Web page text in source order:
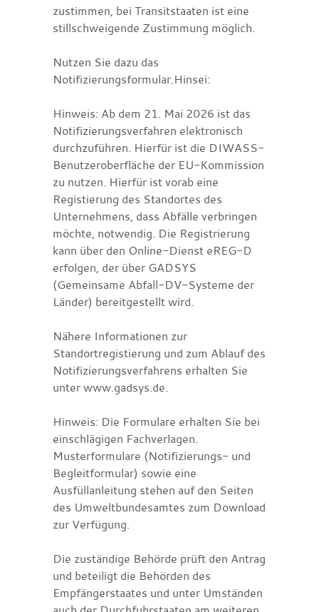
zustimmen, bei Transitstaaten ist eine
stillschweigende Zustimmung möglich.
Nutzen Sie dazu das
Notifizierungsformular.Hinsei:
Hinweis: Ab dem 21. Mai 2026 ist das
Notifizierungsverfahren elektronisch
durchzuführen. Hierfür ist die DIWASS-
Benutzeroberfläche der EU-Kommission
zu nutzen. Hierfür ist vorab eine
Registierung des Standortes des
Unternehmens, dass Abfälle verbringen
möchte, notwendig. Die Registrierung
kann über den Online-Dienst eREG-D
erfolgen, der über GADSYS
(Gemeinsame Abfall-DV-Systeme der
Länder) bereitgestellt wird.
Nähere Informationen zur
Standortregistierung und zum Ablauf des
Notifizierungsverfahrens erhalten Sie
unter www.gadsys.de.
Hinweis: Die Formulare erhalten Sie bei
einschlägigen Fachverlagen.
Musterformulare (Notifizierungs- und
Begleitformular) sowie eine
Ausfüllanleitung stehen auf den Seiten
des Umweltbundesamtes zum Download
zur Verfügung.
Die zuständige Behörde prüft den Antrag
und beteiligt die Behörden des
Empfängerstaates und unter Umständen